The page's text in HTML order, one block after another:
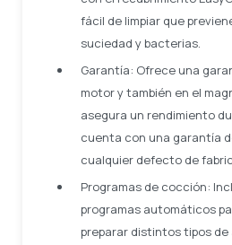
fácil de limpiar que
suciedad y bacterias.
Garantía: Ofrece una
motor y también en el
asegura un rendimiento
cuenta con una garantía
cualquier defecto de
Programas de cocción:
programas automáticos
preparar distintos tipos